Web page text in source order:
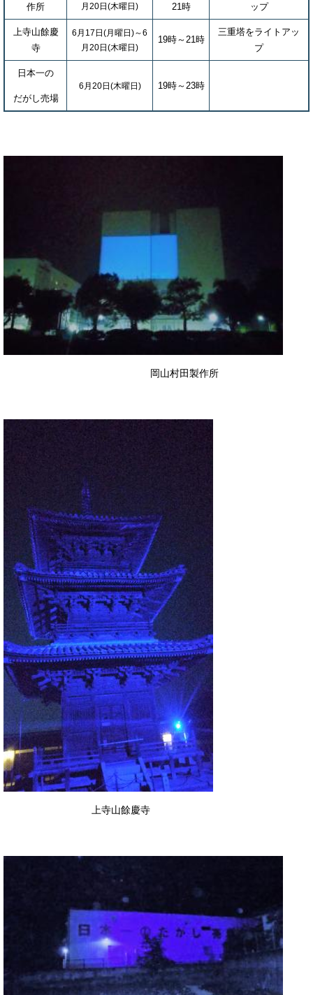
作所
月20日(木曜日)
21時
ップ
上寺山餘慶
寺
6月17日(月曜日)～6
月20日(木曜日)
19時～21時
三重塔をライトアッ
プ
日本一の
だがし売場
6月20日(木曜日) 19時～23時
岡山村田製作所
上寺山餘慶寺